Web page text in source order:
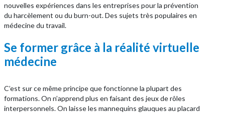
nouvelles expériences dans les entreprises pour la prévention
du harcèlement ou du burn-out. Des sujets très populaires en
médecine du travail.
Se former grâce à la réalité virtuelle
médecine
C’est sur ce même principe que fonctionne la plupart des
formations. On n’apprend plus en faisant des jeux de rôles
interpersonnels. On laisse les mannequins glauques au placard